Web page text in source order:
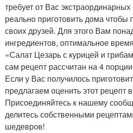
требует от Вас
реально приготовить дома чтобы
своих друзей. Для этого Вам
ингредиентов, оптимальное
«Салат Цезарь с курицей и
сам рецепт рассчитан на 4
Если у Вас получилось
предлагаем оценить этот рецепт
Присоединяйтесь к нашему
делитесь собственными
шедевров!